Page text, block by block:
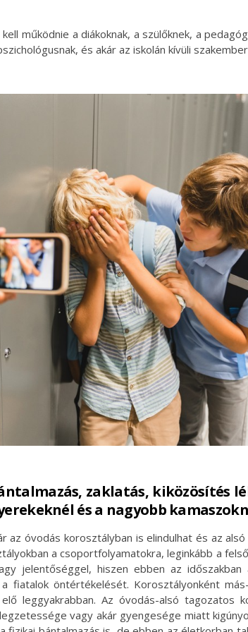
működnie a diákoknak, a szülőknek, a
és akár az iskolán kívüli
zaklatás, kiközösítés
és a nagyobb
az óvodás korosztályban is elindulhat és az
a csoportfolyamatokra, leginkább a
jelentőséggel, hiszen ebben az időszakban
fiatalok öntértékelését. Korosztályonként
leggyakrabban. Az óvodás-alsó tagozatos
vagy akár gyengesége miatt